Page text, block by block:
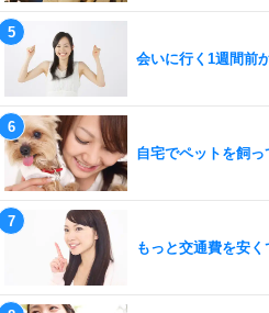
会いに行く1週間前
自宅でペットを飼っ
もっと交通費を安く